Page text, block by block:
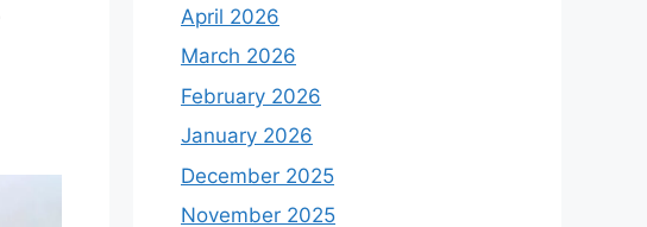
April 2026
March 2026
February 2026
January 2026
December 2025
November 2025